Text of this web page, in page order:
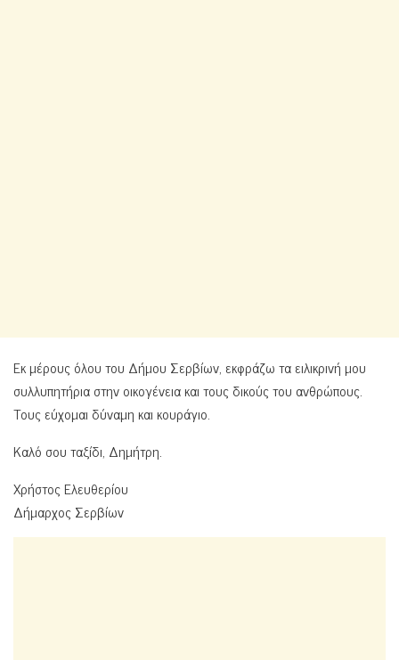
Εκ μέρους όλου του Δήμου Σερβίων, εκφράζω τα ειλικρινή μου
συλλυπητήρια στην οικογένεια και τους δικούς του ανθρώπους.
Τους εύχομαι δύναμη και κουράγιο.
Καλό σου ταξίδι, Δημήτρη.
Χρήστος Ελευθερίου
Δήμαρχος Σερβίων